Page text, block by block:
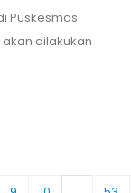
Puskesmas
akan dilakukan